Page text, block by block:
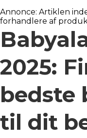
Annonce: Artiklen
forhandlere af
2025:
bedste
til dit